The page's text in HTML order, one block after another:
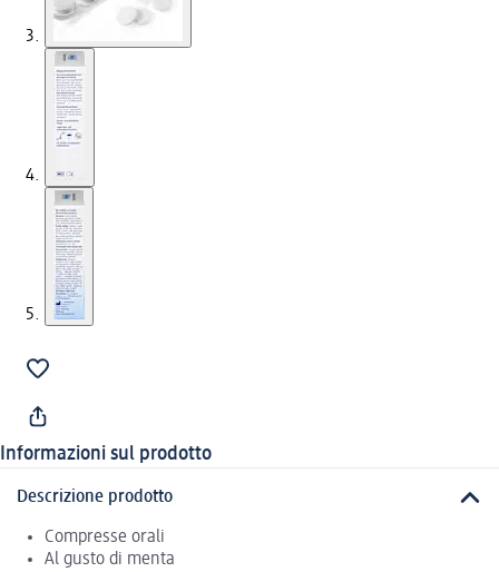
Informazioni sul prodotto
Descrizione prodotto
Compresse orali
Al gusto di menta